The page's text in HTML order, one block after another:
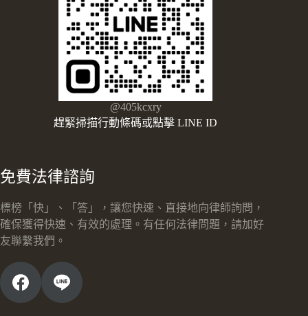
@405kcxry
趕緊掃描行動條碼或點擊 LINE ID
免費法律諮詢
標榜「快」、「答」，讓您快速、直接地向律師詢問，
確保獲得快速、有效的處理。有任何法律問題，請加好
友聯繫我們。